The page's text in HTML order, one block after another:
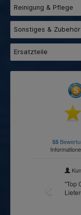
Reinigung & Pflege
Sonstiges & Zubehör
Ersatzteile